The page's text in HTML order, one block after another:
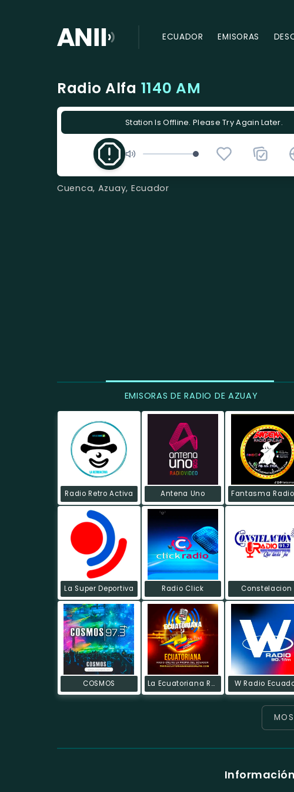
ECUADOR EMISORAS
Radio Alfa 1140 AM
Station Is Offline. Please Try Again Later.
Cuenca, Azuay, Ecuador
EMISORAS DE RADIO DE AZUAY
Radio Retro Activa Antena Uno
La Super Deportiva Radio Click Constelacion
COSMOS La Ecuatoriana Radio On Line W Radio